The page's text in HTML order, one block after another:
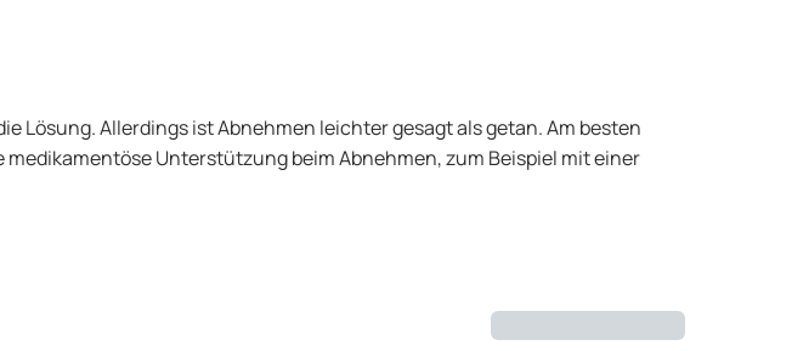
Lösung. Allerdings ist Abnehmen leichter gesagt als getan. Am besten
Unterstützung beim Abnehmen, zum Beispiel mit einer